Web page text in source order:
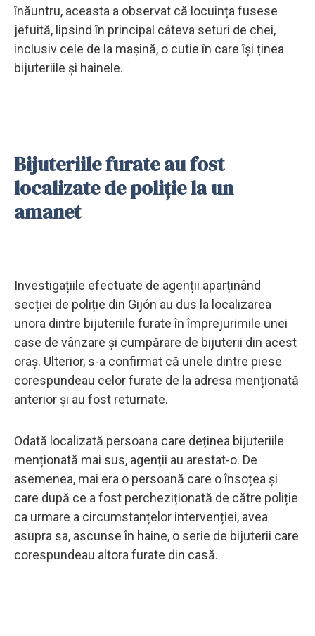
înăuntru, aceasta a observat că locuința fusese
jefuită, lipsind în principal câteva seturi de chei,
inclusiv cele de la mașină, o cutie în care își ținea
bijuteriile și hainele.
Bijuteriile furate au fost
localizate de poliție la un
amanet
Investigațiile efectuate de agenții aparținând
secției de poliție din Gijón au dus la localizarea
unora dintre bijuteriile furate în împrejurimile unei
case de vânzare și cumpărare de bijuterii din acest
oraș. Ulterior, s-a confirmat că unele dintre piese
corespundeau celor furate de la adresa menționată
anterior și au fost returnate.
Odată localizată persoana care deținea bijuteriile
menționată mai sus, agenții au arestat-o. De
asemenea, mai era o persoană care o însoțea și
care după ce a fost percheziționată de către poliție
ca urmare a circumstanțelor intervenției, avea
asupra sa, ascunse în haine, o serie de bijuterii care
corespundeau altora furate din casă.